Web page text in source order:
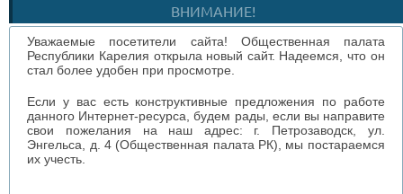
ВНИМАНИЕ!
Уважаемые посетители сайта! Общественная палата
Республики Карелия открыла новый сайт. Надеемся, что он
стал более удобен при просмотре.
Если у вас есть конструктивные предложения по работе
данного Интернет-ресурса, будем рады, если вы направите
свои пожелания на наш адрес: г. Петрозаводск, ул.
Энгельса, д. 4 (Общественная палата РК), мы постараемся
их учесть.